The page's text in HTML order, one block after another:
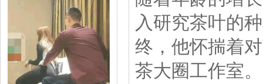
入研究茶叶的
终，他怀揣着
茶大圈工作室